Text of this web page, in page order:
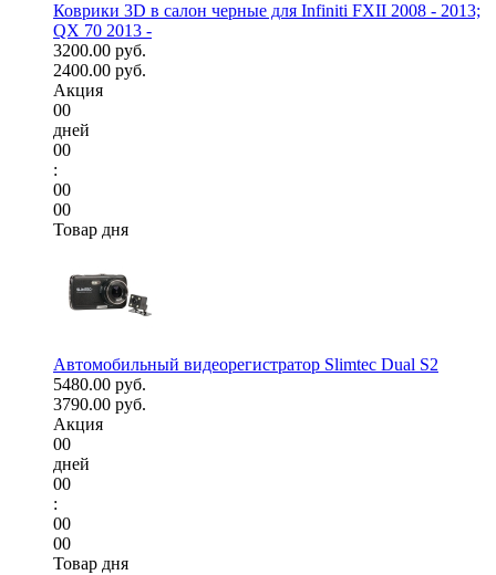
Коврики 3D в салон черные для Infiniti FXII 2008 - 2013;
QX 70 2013 -
3200.00 руб.
2400.00 руб.
Акция
00
дней
00
:
00
00
Товар дня
Автомобильный видеорегистратор Slimtec Dual S2
5480.00 руб.
3790.00 руб.
Акция
00
дней
00
:
00
00
Товар дня